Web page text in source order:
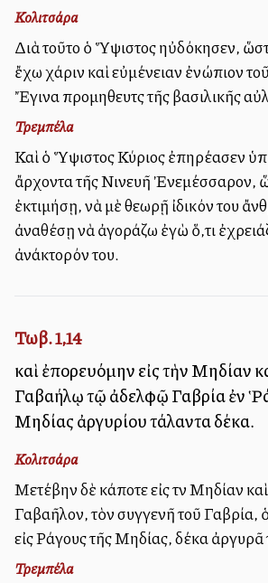
Κολιτσάρα
Διὰ τοῦτο ὁ Ὕψιστος ηὐδόκησεν,
ἔχω χάριν καὶ εὐμένειαν ἐνώπιον
Ἔγινα προμηθευτὴς τῆς βασιλικῆς
Τρεμπέλα
Καὶ ὁ Ὕψιστος Κύριος ἐπηρέασεν
ἄρχοντα τῆς Νινευῆ Ἐνεμέσσαρον,
ἐκτιμήσῃ, νὰ μὲ θεωρῇ ἰδικόν του
ἀναθέσῃ νὰ ἀγοράζω ἐγὼ ὅ,τι
ἀνάκτορόν του.
Τωβ. 1,14
καὶ ἐπορευόμην εἰς τὴν Μηδίαν
Γαβαήλῳ τῷ ἀδελφῷ Γαβρία ἐν
Μηδίας ἀργυρίου τάλαντα δέκα.
Κολιτσάρα
Μετέβην δὲ κάποτε εἰς τὴν Μηδίαν
Γαβαῆλον, τὸν συγγενῆ τοῦ Γαβρία,
εἰς Ράγους τῆς Μηδίας, δέκα ἀργυρᾶ
Τρεμπέλα